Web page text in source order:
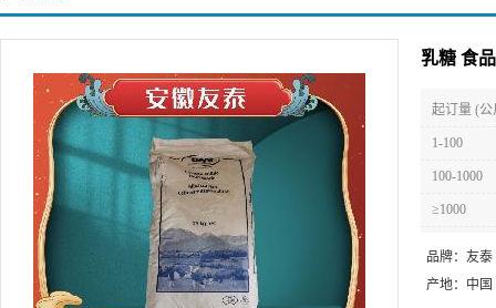
乳糖 食
起订量 (公
1-100
100-1000
≥1000
品牌： 友泰
产地： 中国